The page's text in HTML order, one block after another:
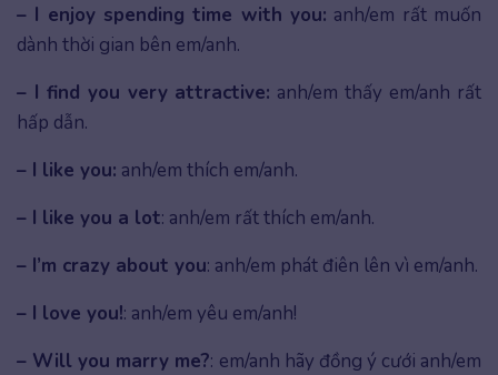
– I enjoy spending time with you: anh/em rất muốn
dành thời gian bên em/anh.
– I find you very attractive: anh/em thấy em/anh rất
hấp dẫn.
– I like you: anh/em thích em/anh.
– I like you a lot: anh/em rất thích em/anh.
– I’m crazy about you: anh/em phát điên lên vì em/anh.
– I love you!: anh/em yêu em/anh!
– Will you marry me?: em/anh hãy đồng ý cưới anh/em